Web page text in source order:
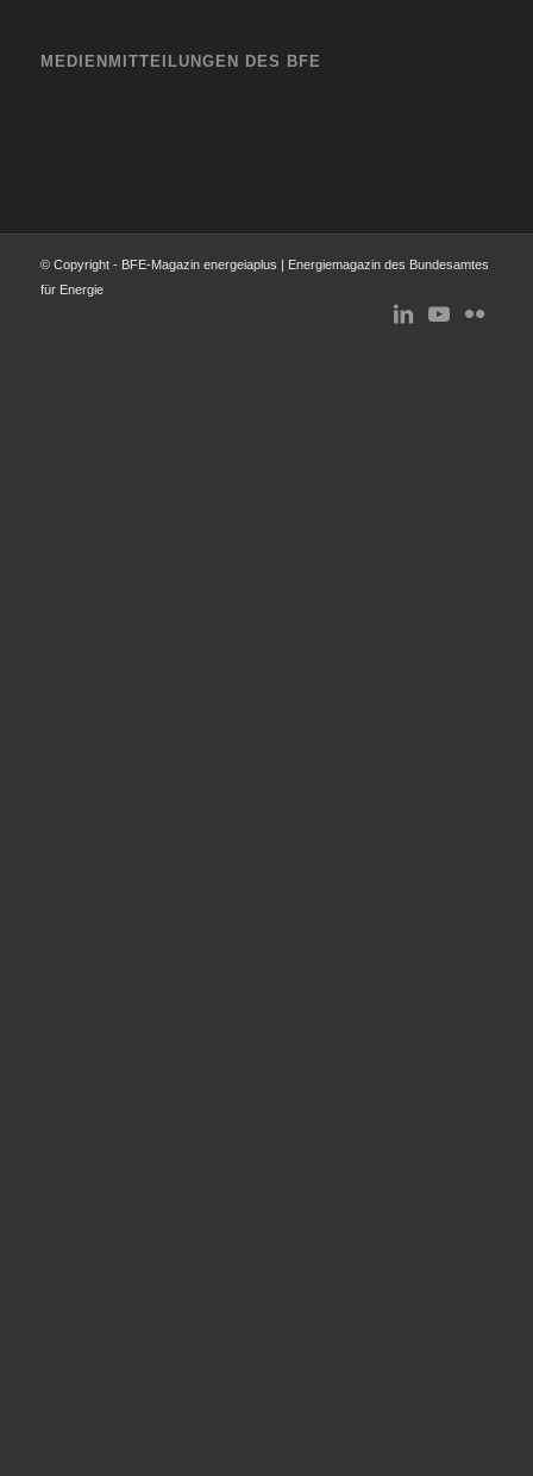
MEDIENMITTEILUNGEN DES BFE
© Copyright - BFE-Magazin energeiaplus | Energiemagazin des Bundesamtes
für Energie